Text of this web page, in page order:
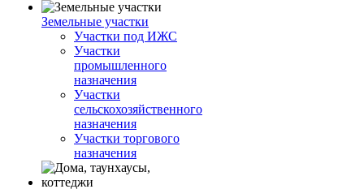
Земельные участки
Участки под ИЖС
Участки
промышленного
назначения
Участки
сельскохозяйственного
назначения
Участки торгового
назначения